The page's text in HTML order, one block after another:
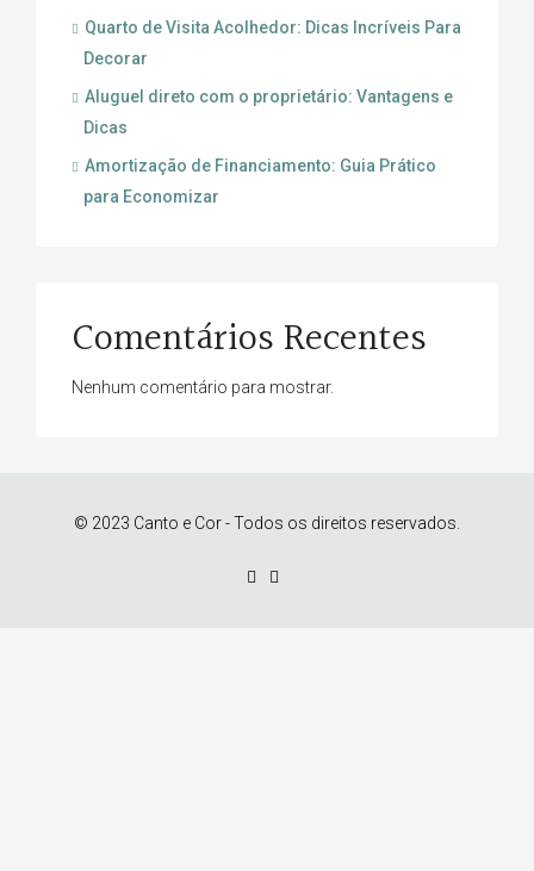
Quarto de Visita Acolhedor: Dicas Incríveis Para
Decorar
Aluguel direto com o proprietário: Vantagens e
Dicas
Amortização de Financiamento: Guia Prático
para Economizar
Comentários Recentes
Nenhum comentário para mostrar.
© 2023 Canto e Cor - Todos os direitos reservados.